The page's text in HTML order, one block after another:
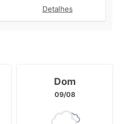
Detalhes
Dom
09/08